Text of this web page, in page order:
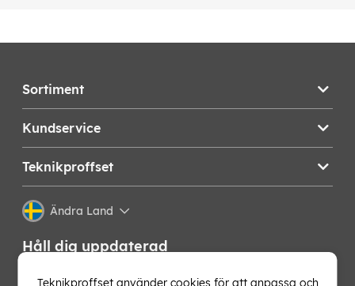
Sortiment
Kundservice
Teknikproffset
Ändra Land
Håll dig uppdaterad
Få de senaste nyheterna, hetaste erbjudandena och
Teknikproffset använder cookies för att anpassa och